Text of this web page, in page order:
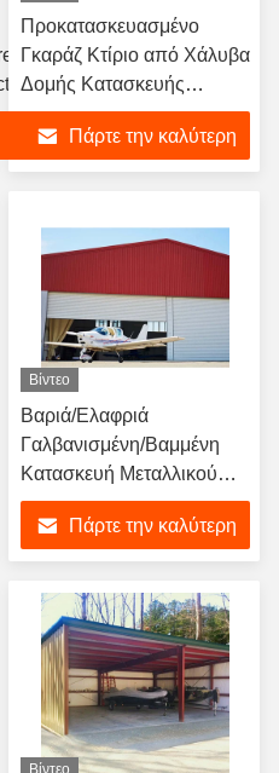
Προκατασκευασμένο
Γκαράζ Κτίριο από Χάλυβα
Δομής Κατασκευής
Κτιρίου από Χάλυβα
ΔομήςΠάρτε την καλύτερη
Βίντεο
Βαριά/Ελαφριά
Γαλβανισμένη/Βαμμένη
Κατασκευή Μεταλλικού
Σκελετού Αποθήκης/
Γκαράζ/Αποθηκευτικού
Χώρου/Αποθήκης/Στέγης
Προκατασκευασμένη/
Προκατασκευασμένης
Δομής Χάλυβα
Πάρτε την καλύτερη
Βίντεο